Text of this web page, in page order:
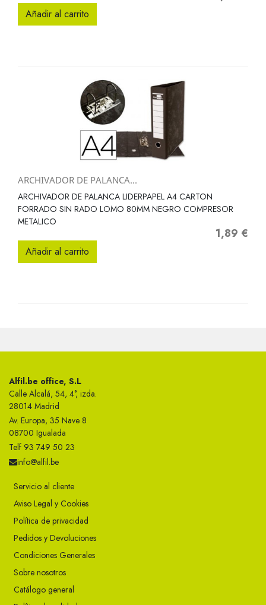
Añadir al carrito
ARCHIVADOR DE PALANCA...
ARCHIVADOR DE PALANCA LIDERPAPEL A4 CARTON
FORRADO SIN RADO LOMO 80MM NEGRO COMPRESOR
METALICO
Precio
1,89 €
Añadir al carrito
Alfil.be office, S.L
Calle Alcalá, 54, 4°, izda.
28014 Madrid
Av. Europa, 35 Nave 8
08700 Igualada
Telf 93 749 50 23
info@alfil.be
Servicio al cliente
Aviso Legal y Cookies
Política de privacidad
Pedidos y Devoluciones
Condiciones Generales
Sobre nosotros
Catálogo general